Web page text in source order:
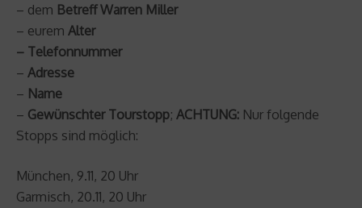
– dem Betreff Warren Miller
– eurem Alter
– Telefonnummer
– Adresse
– Name
– Gewünschter Tourstopp; ACHTUNG: Nur folgende
Stopps sind möglich:
München, 9.11, 20 Uhr
Garmisch, 20.11, 20 Uhr